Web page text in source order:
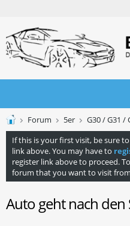
Forum 5er
G30 / G31 /
If this is your first visit, be sure
link above. You may have to
register link above to proceed.
forum that you want to visit
Auto geht nach den